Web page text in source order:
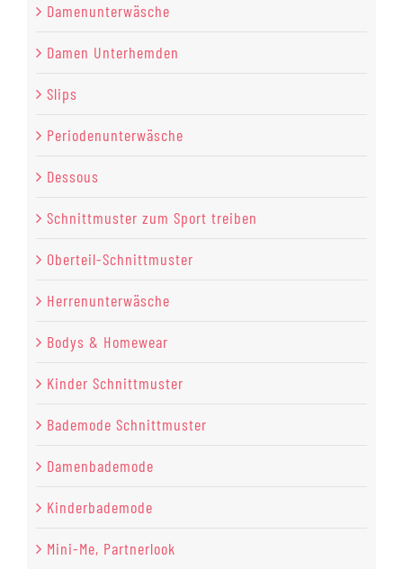
Damenunterwäsche
Damen Unterhemden
Slips
Periodenunterwäsche
Dessous
Schnittmuster zum Sport treiben
Oberteil-Schnittmuster
Herrenunterwäsche
Bodys & Homewear
Kinder Schnittmuster
Bademode Schnittmuster
Damenbademode
Kinderbademode
Mini-Me, Partnerlook